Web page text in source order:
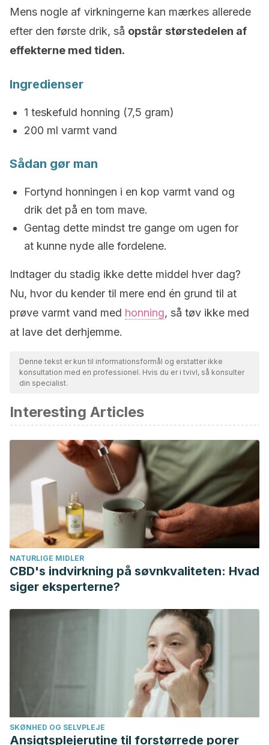
Mens nogle af virkningerne kan mærkes allerede
efter den første drik, så opstår størstedelen af
effekterne med tiden.
Ingredienser
1 teskefuld honning (7,5 gram)
200 ml varmt vand
Sådan gør man
Fortynd honningen i en kop varmt vand og
drik det på en tom mave.
Gentag dette mindst tre gange om ugen for
at kunne nyde alle fordelene.
Indtager du stadig ikke dette middel hver dag?
Nu, hvor du kender til mere end én grund til at
prøve varmt vand med honning, så tøv ikke med
at lave det derhjemme.
Denne tekst er kun til informationsformål og erstatter ikke
konsultation med en professionel. Hvis du er i tvivl, så konsulter
din specialist.
Interesting Articles
NATURLIGE MIDLER
CBD's indvirkning på søvnkvaliteten: Hvad
siger eksperterne?
SKØNHED OG SELVPLEJE
Ansigtsplejerutine til forstørrede porer